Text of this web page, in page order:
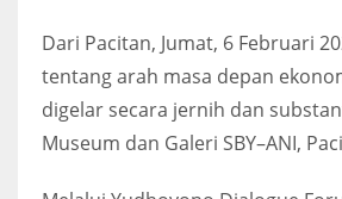
Dari Pacitan, Jumat, 6 Februari
tentang arah masa depan
digelar secara jernih dan
Museum dan Galeri SBY–ANI,